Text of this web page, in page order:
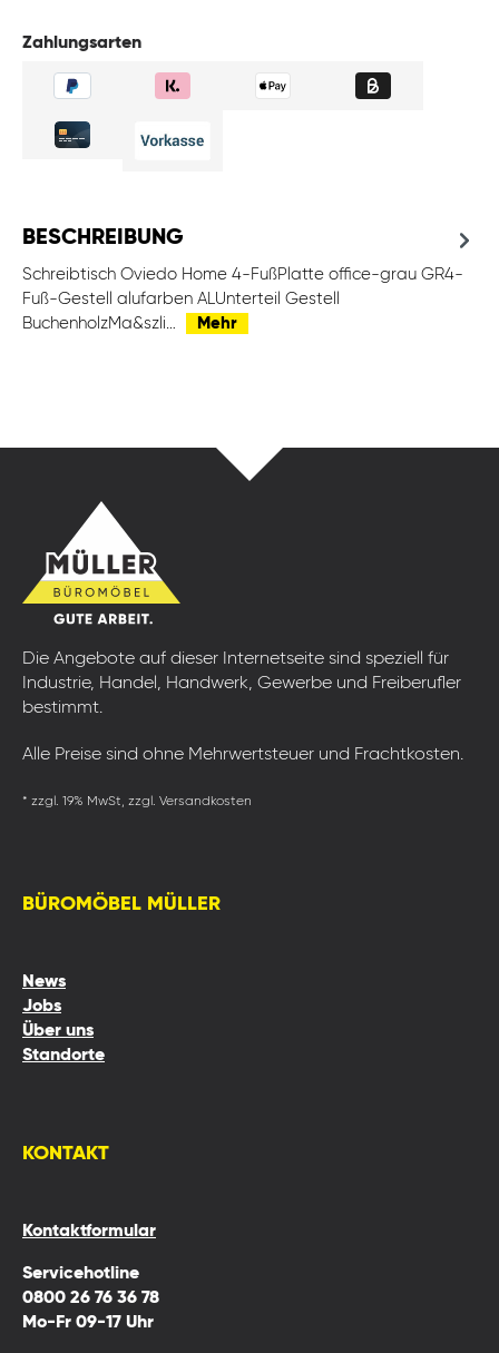
Zahlungsarten
BESCHREIBUNG
Schreibtisch Oviedo Home 4-FußPlatte office-grau GR4-
Fuß-Gestell alufarben ALUnterteil Gestell
BuchenholzMa&szli…
Mehr
Die Angebote auf dieser Internetseite sind speziell für
Industrie, Handel, Handwerk, Gewerbe und Freiberufler
bestimmt.
Alle Preise sind ohne Mehrwertsteuer und Frachtkosten.
* zzgl. 19% MwSt, zzgl. Versandkosten
BÜROMÖBEL MÜLLER
News
Jobs
Über uns
Standorte
KONTAKT
Kontaktformular
Servicehotline
0800 26 76 36 78
Mo-Fr 09-17 Uhr